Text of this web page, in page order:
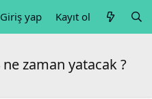
Giriş yap Kayıt ol
ne zaman yatacak ?